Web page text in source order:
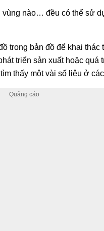
nào… đều có thể sử
trong bản đồ để khai
triển sản xuất hoặc quá
thấy một vài số liệu ở